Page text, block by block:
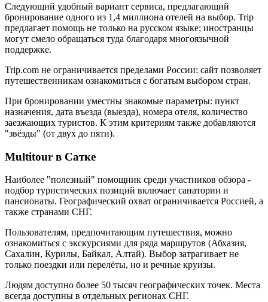
Следующий удобный вариант сервиса, предлагающий
бронирование одного из 1,4 миллиона отелей на выбор. Trip
предлагает помощь не только на русском языке; иностранцы
могут смело обращаться туда благодаря многоязычной
поддержке.
Trip.com не ограничивается пределами России: сайт позволяет
путешественникам ознакомиться с богатым выбором стран.
При бронировании уместны знакомые параметры: пункт
назначения, дата въезда (выезда), номера отеля, количество
заезжающих туристов. К этим критериям также добавляются
"звёзды" (от двух до пяти).
Multitour в Сатке
Наиболее "полезный" помощник среди участников обзора -
подбор туристических позиций включает санатории и
пансионаты. Географический охват ограничивается Россией, а
также странами СНГ.
Пользователям, предпочитающим путешествия, можно
ознакомиться с экскурсиями для ряда маршрутов (Абхазия,
Сахалин, Курилы, Байкал, Алтай). Выбор затрагивает не
только поездки или перелёты, но и речные круизы.
Людям доступно более 50 тысяч географических точек. Места
всегда доступны в отдельных регионах СНГ.